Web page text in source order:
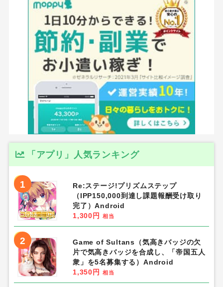
「アプリ」人気ランキング
1
Re:ステージ!プリズムステップ
（IPP150,000到達し課題報酬受け取り
完了）Android
1,300円
相当
2
Game of Sultans（気高きバッジの欠
片で気高きバッジを合成し、「帝国五人
衆」を5名募集する）Android
1,350円
相当